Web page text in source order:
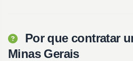
Por que contratar
Minas Gerais